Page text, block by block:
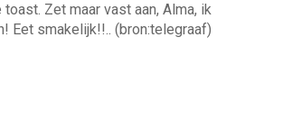
Zet maar vast aan, Alma, ik
Eet smakelijk!!.. (bron:telegraaf)